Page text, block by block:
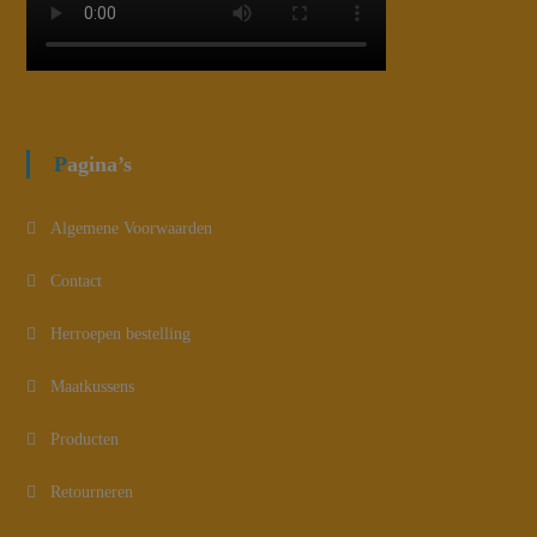
Pagina’s
Algemene Voorwaarden
Contact
Herroepen bestelling
Maatkussens
Producten
Retourneren